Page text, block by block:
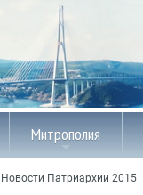
Митрополия
Новости Патриархии 2015